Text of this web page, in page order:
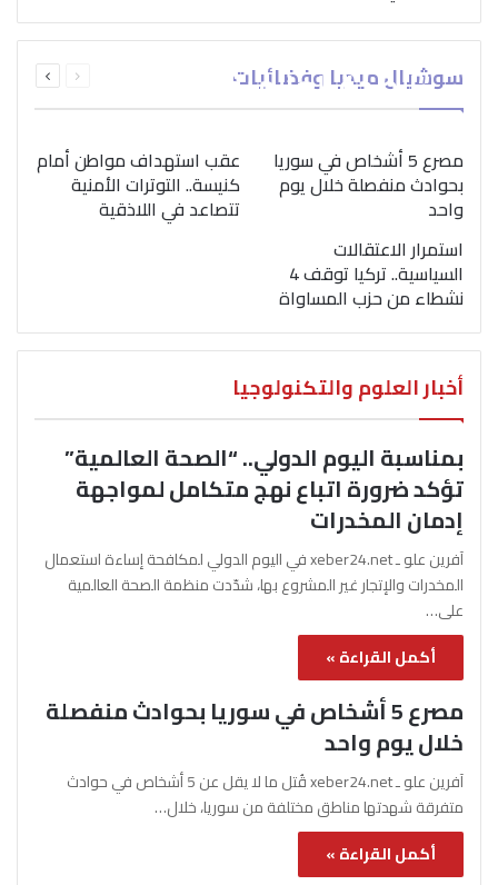
سوشيال ميديا وفضائيات الصفحةالصفحة
بمناسبة اليوم الدولي..
“الصحة العالمية” تؤكد
ضرورة اتباع نهج متكامل
لمواجهة إدمان المخدرات
مصرع 5 أشخاص في سوريا
بحوادث منفصلة خلال يوم
واحد
عقب استهداف مواطن أمام
كنيسة.. التوترات الأمنية
تتصاعد في اللاذقية
استمرار الاعتقالات
السياسية.. تركيا توقف 4
نشطاء من حزب المساواة
أخبار العلوم والتكنولوجيا
بمناسبة اليوم الدولي.. “الصحة العالمية”
تؤكد ضرورة اتباع نهج متكامل لمواجهة
إدمان المخدرات
آفرين علو ـ xeber24.net في اليوم الدولي لمكافحة إساءة استعمال
المخدرات والإتجار غير المشروع بها، شدّدت منظمة الصحة العالمية
على…
أكمل القراءة »
مصرع 5 أشخاص في سوريا بحوادث منفصلة
خلال يوم واحد
آفرين علو ـ xeber24.net قُتل ما لا يقل عن 5 أشخاص في حوادث
متفرقة شهدتها مناطق مختلفة من سوريا، خلال…
أكمل القراءة »